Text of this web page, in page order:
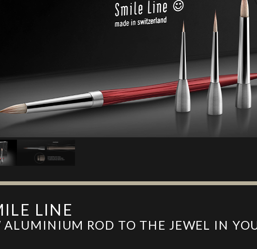
LINE
ALUMINIUM ROD TO THE JEWEL IN